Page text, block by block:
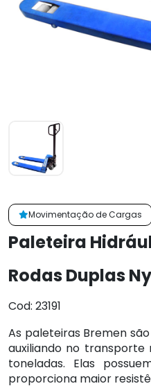
Movimentação de Cargas
Paleteira
Rodas Duplas
Cod: 23191
As paleteiras Bremen
auxiliando no
toneladas. Elas
proporciona maior